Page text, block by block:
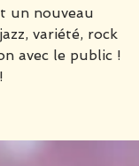
un nouveau
variété, rock
avec le public !